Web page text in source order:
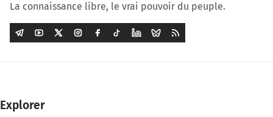
La connaissance libre, le vrai pouvoir du peuple.
Explorer